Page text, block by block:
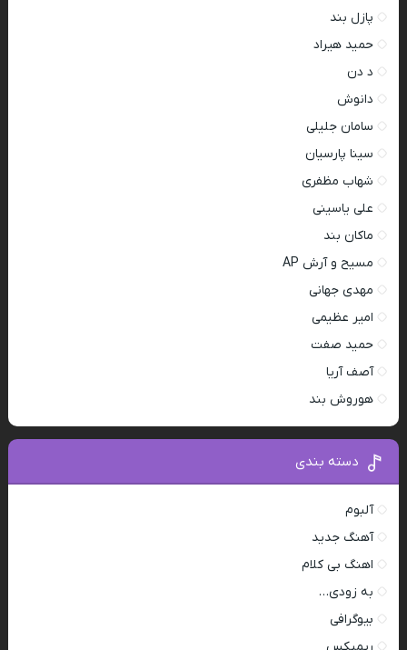
پازل بند
حمید هیراد
د دن
دانوش
سامان جلیلی
سینا پارسیان
شهاب مظفری
علی یاسینی
ماکان بند
مسیح و آرش AP
مهدی جهانی
امیر عظیمی
حمید صفت
آصف آریا
هوروش بند
دسته بندی
آلبوم
آهنگ جدید
اهنگ بی کلام
به زودی…
بیوگرافی